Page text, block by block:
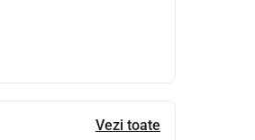
Vezi toate